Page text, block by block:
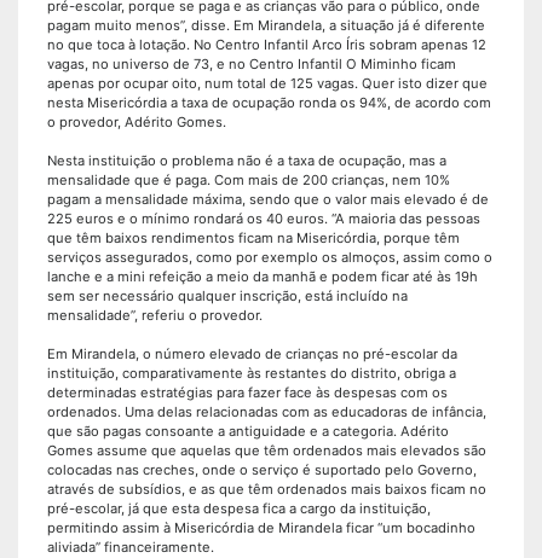
pré-escolar, porque se paga e as crianças vão para o público, onde
pagam muito menos”, disse. Em Mirandela, a situação já é diferente
no que toca à lotação. No Centro Infantil Arco Íris sobram apenas 12
vagas, no universo de 73, e no Centro Infantil O Miminho ficam
apenas por ocupar oito, num total de 125 vagas. Quer isto dizer que
nesta Misericórdia a taxa de ocupação ronda os 94%, de acordo com
o provedor, Adérito Gomes.
Nesta instituição o problema não é a taxa de ocupação, mas a
mensalidade que é paga. Com mais de 200 crianças, nem 10%
pagam a mensalidade máxima, sendo que o valor mais elevado é de
225 euros e o mínimo rondará os 40 euros. “A maioria das pessoas
que têm baixos rendimentos ficam na Misericórdia, porque têm
serviços assegurados, como por exemplo os almoços, assim como o
lanche e a mini refeição a meio da manhã e podem ficar até às 19h
sem ser necessário qualquer inscrição, está incluído na
mensalidade”, referiu o provedor.
Em Mirandela, o número elevado de crianças no pré-escolar da
instituição, comparativamente às restantes do distrito, obriga a
determinadas estratégias para fazer face às despesas com os
ordenados. Uma delas relacionadas com as educadoras de infância,
que são pagas consoante a antiguidade e a categoria. Adérito
Gomes assume que aquelas que têm ordenados mais elevados são
colocadas nas creches, onde o serviço é suportado pelo Governo,
através de subsídios, e as que têm ordenados mais baixos ficam no
pré-escolar, já que esta despesa fica a cargo da instituição,
permitindo assim à Misericórdia de Mirandela ficar “um bocadinho
aliviada” financeiramente.